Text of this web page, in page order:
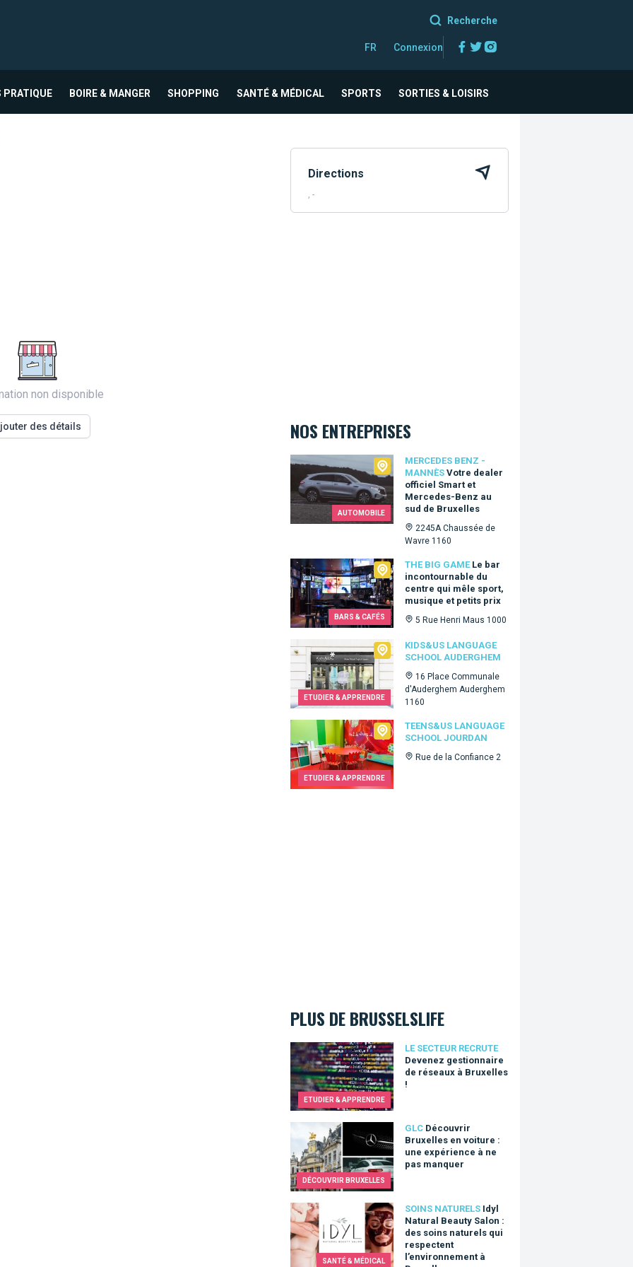
Recherche
FR Connexion Facebook
Twitter
PRATIQUE BOIRE & MANGER SHOPPING SANTÉ & MÉDICAL SPORTS SORTIES & LOISIRS
non disponible
des détails
Directions
, -
NOS ENTREPRISES
AUTOMOBILE
MERCEDES BENZ -
MANNÈS Votre dealer
officiel Smart et
Mercedes-Benz au
sud de Bruxelles
2245A Chaussée de
Wavre 1160
Mercedes Benz - Mannès
BARS & CAFÉS
THE BIG GAME Le bar
incontournable du
centre qui mêle sport,
musique et petits prix
5 Rue Henri Maus 1000
The Big Game
ETUDIER & APPRENDRE
KIDS&US LANGUAGE
SCHOOL AUDERGHEM
16 Place Communale
d'Auderghem Auderghem
1160
Kids&Us language school Auderghem
ETUDIER & APPRENDRE
TEENS&US LANGUAGE
SCHOOL JOURDAN
Rue de la Confiance 2
Teens&Us language school Jourdan
PLUS DE BRUSSELSLIFE
ETUDIER & APPRENDRE
LE SECTEUR RECRUTE
Devenez gestionnaire
de réseaux à Bruxelles
!
Devenez gestionnaire de réseaux à Bruxelles !
DÉCOUVRIR BRUXELLES
GLC Découvrir
Bruxelles en voiture :
une expérience à ne
pas manquer
Découvrir Bruxelles en voiture : une expérience à ne pas manquer
SANTÉ & MÉDICAL
SOINS NATURELS Idyl
Natural Beauty Salon :
des soins naturels qui
respectent
l’environnement à
Idyl Natural Beauty Salon : des soins naturels qui respectent